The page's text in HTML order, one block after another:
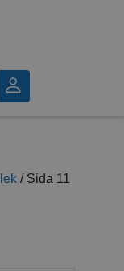
/ Sida 11